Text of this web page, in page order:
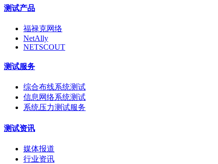
测试产品
福禄克网络
NetAlly
NETSCOUT
测试服务
综合布线系统测试
信息网络系统测试
系统压力测试服务
测试资讯
媒体报道
行业资讯